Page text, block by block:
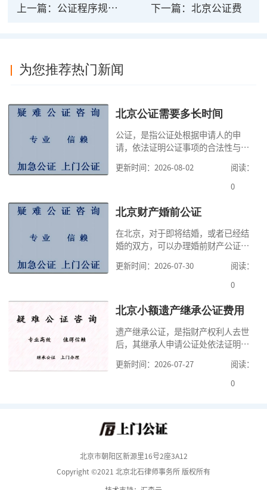
上一篇： 公证程序规则（2020修正）(接上篇) 下一篇： 北京公证费
为您推荐热门新闻
北京公证需要多长时间
公证，是指公证处根据申请人的申
请，依法证明公证事项的合法性与真
高公证事项的效力，固定证据，但是
很多人不知道在北京办理公证需要多
家，办理公证的时候除了需要按照公
道北京公证需要什么材料,北京公证需
要多少钱？北京公
更新时间：2026-08-02
阅读：
0
北京财产婚前公证
在北京，对于即将结婚，或者已经结
婚的双方，可以办理婚前财产公证，
式，可以避免个人财产引发的纠纷，
但是，在北京办理婚前财产公证，除
料外，公证咨询告诉大家，我们有必
京婚前财产公证机构？了解这些不仅
有利于我们根
更新时间：2026-07-30
阅读：
0
北京小额遗产继承公证费用
遗产继承公证，是指财产权利人去世
后，其继承人申请公证处依法证明继
的证明活动。通过公证，继承人可以
拿着享有继承权的公证书办理遗产过
费。我们在办理继承公证的时候，需
更新时间：2026-07-27
阅读：
0
北京市朝阳区新源里16号2座3A12
Copyright ©2021 北京北石律师事务所 版权所有